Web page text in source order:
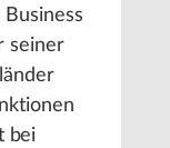
seiner
bei